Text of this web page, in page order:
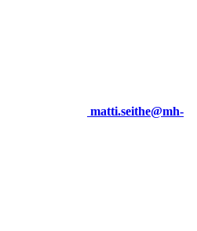
matti.seithe@mh-